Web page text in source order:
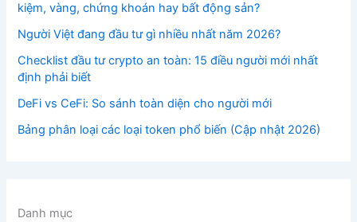
kiệm, vàng, chứng khoán hay bất động sản?
Người Việt đang đầu tư gì nhiều nhất năm 2026?
Checklist đầu tư crypto an toàn: 15 điều người mới nhất
định phải biết
DeFi vs CeFi: So sánh toàn diện cho người mới
Bảng phân loại các loại token phổ biến (Cập nhật 2026)
Danh mục